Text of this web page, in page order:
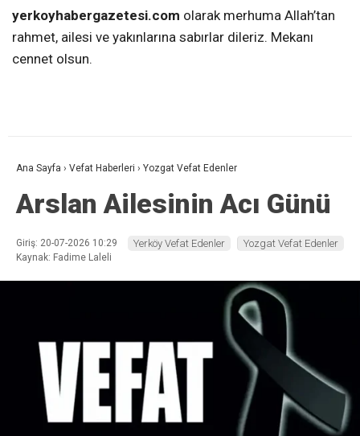
yerkoyhabergazetesi.com olarak merhuma Allah’tan
rahmet, ailesi ve yakınlarına sabırlar dileriz. Mekanı
cennet olsun.
Ana Sayfa › Vefat Haberleri › Yozgat Vefat Edenler
Arslan Ailesinin Acı Günü
Giriş: 20-07-2026 10:29
Kaynak: Fadime Laleli
Yerköy Vefat Edenler Yozgat Vefat Edenler